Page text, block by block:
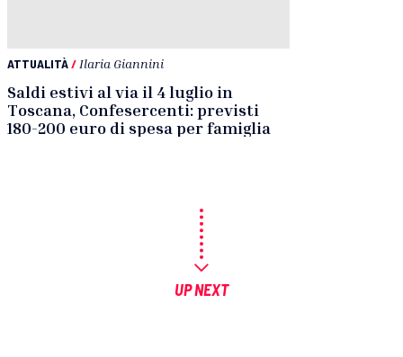
ATTUALITÀ/Ilaria Giannini
Saldi estivi al via il 4 luglio in
Toscana, Confesercenti: previsti
180-200 euro di spesa per famiglia
UP NEXT